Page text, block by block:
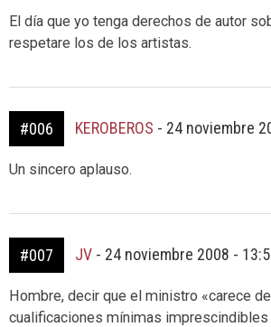
El día que yo tenga derechos de autor
respetare los de los artistas.
#006 KEROBEROS - 24 noviembre
Un sincero aplauso.
#007 JV - 24 noviembre 2008 -
Hombre, decir que el ministro «carece
cualificaciones mínimas